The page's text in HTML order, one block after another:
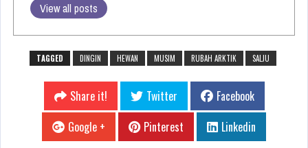
View all posts
TAGGED DINGIN HEWAN MUSIM RUBAH ARKTIK SALJU
Share it! Twitter
Facebook
Google +
Pinterest Linkedin